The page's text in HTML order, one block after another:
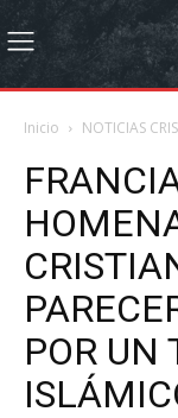
Inicio NOTICIAS
POR UN